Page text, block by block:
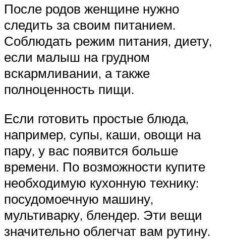
После родов женщине нужно
следить за своим питанием.
Соблюдать режим питания, диету,
если малыш на грудном
вскармливании, а также
полноценность пищи.
Если готовить простые блюда,
например, супы, каши, овощи на
пару, у вас появится больше
времени. По возможности купите
необходимую кухонную технику:
посудомоечную машину,
мультиварку, блендер. Эти вещи
значительно облегчат вам рутину.